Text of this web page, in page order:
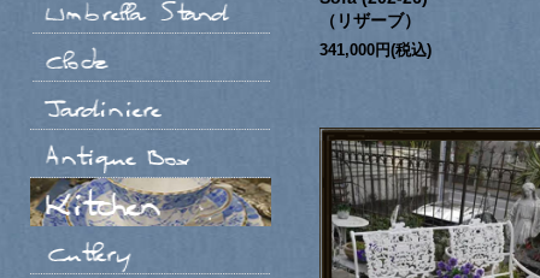
（リザーブ）
341,000円(税込)